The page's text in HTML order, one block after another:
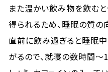
また温かい飲み物を飲む
得られるため、睡眠の質の
直前に飲み過ぎると睡眠
がるので、就寝の数時間